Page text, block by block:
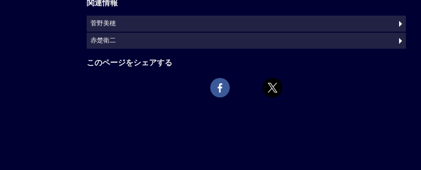
関連情報
菅野美穂
赤楚衛二
このページをシェアする